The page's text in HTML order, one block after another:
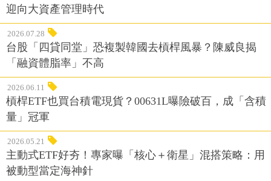
迎向大資產管理時代
2026.07.28
台股「四貸同堂」恐複製韓國去槓桿風暴？陳威良揭
「融資體脂率」不高
2026.06.11
槓桿ETF也買台積電現貨？00631L曝險破百，成「含積
量」冠軍
2026.05.21
主動式ETF好夯！專家曝「核心＋衛星」混搭策略：用
被動型當定海神針